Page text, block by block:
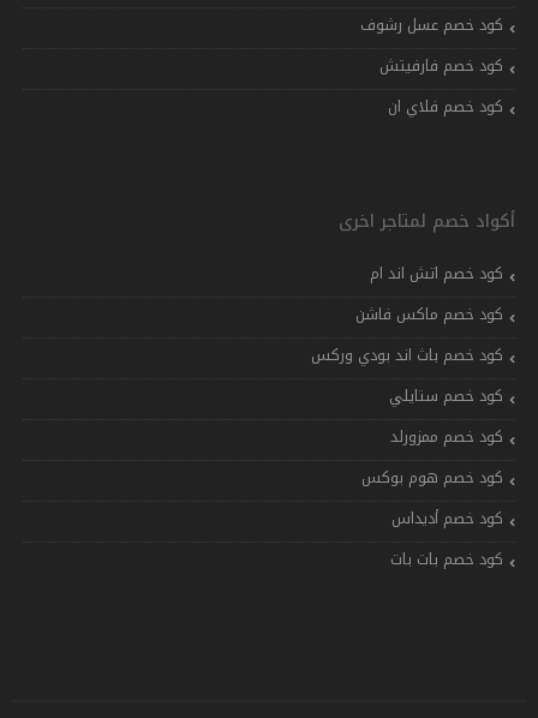
كود خصم عسل رشوف
كود خصم فارفيتش
كود خصم فلاي ان
أكواد خصم لمتاجر اخرى
كود خصم اتش اند ام
كود خصم ماكس فاشن
كود خصم باث اند بودي وركس
كود خصم ستايلي
كود خصم ممزورلد
كود خصم هوم بوكس
كود خصم أديداس
كود خصم بات بات